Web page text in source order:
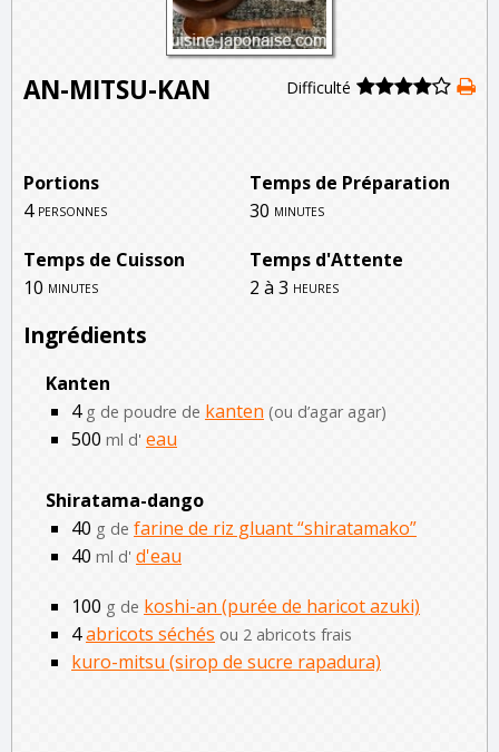
AN-MITSU-KAN Difficulté
Portions
Temps de Préparation
4 personnes 30 minutes
Temps de Cuisson
Temps d'Attente
10 minutes 2 à 3 heures
Ingrédients
Kanten
4 g de poudre de kanten (ou d’agar agar)
500 ml d' eau
Shiratama-dango
40 g de farine de riz gluant “shiratamako”
40 ml d' d'eau
100 g de koshi-an (purée de haricot azuki)
4abricots séchés ou 2 abricots frais
kuro-mitsu (sirop de sucre rapadura)